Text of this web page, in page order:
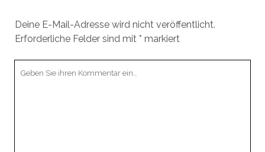
Deine E-Mail-Adresse wird nicht veröffentlicht.
Erforderliche Felder sind mit * markiert